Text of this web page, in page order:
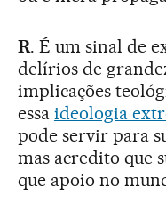
R. É um sinal de
delírios de
implicações
essa ideologia
pode servir para
mas acredito que
que apoio no